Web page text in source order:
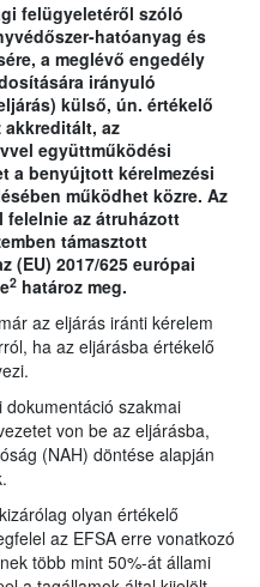
felügyeletéről szóló
hatóanyag és
a meglévő engedély
irányuló
külső, ún. értékelő
akkreditált, az
együttműködési
a benyújtott kérelmezési
működhet közre. Az
felelnie az átruházott
támasztott
(EU) 2017/625 európai
2 határoz meg.
az eljárás iránti kérelem
ha az eljárásba értékelő
szakmai
von be az eljárásba,
(NAH) döntése alapján
olyan értékelő
az EFSA erre vonatkozó
több mint 50%-át állami